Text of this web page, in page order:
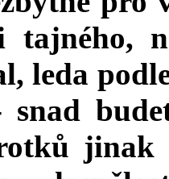
tajného,
leda
jinak